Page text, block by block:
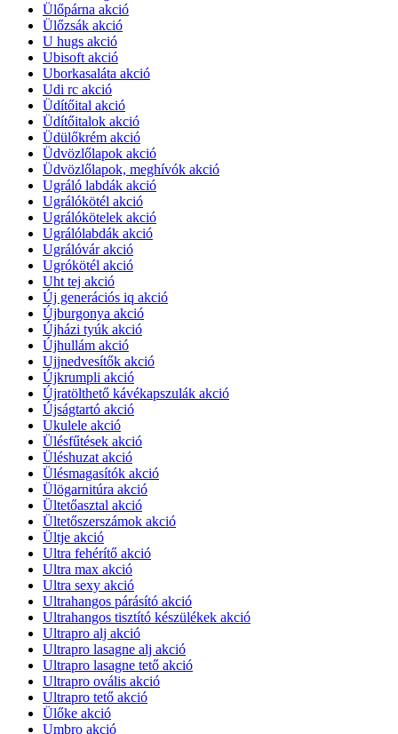
Ülőpárna akció
Ülőzsák akció
U hugs akció
Ubisoft akció
Uborkasaláta akció
Udi rc akció
Üdítőital akció
Üdítőitalok akció
Üdülőkrém akció
Üdvözlőlapok akció
Üdvözlőlapok, meghívók akció
Ugráló labdák akció
Ugrálókötél akció
Ugrálókötelek akció
Ugrálólabdák akció
Ugrálóvár akció
Ugrókötél akció
Uht tej akció
Új generációs iq akció
Újburgonya akció
Újházi tyúk akció
Újhullám akció
Ujjnedvesítők akció
Újkrumpli akció
Újratölthető kávékapszulák akció
Újságtartó akció
Ukulele akció
Ülésfűtések akció
Üléshuzat akció
Ülésmagasítók akció
Ülögarnitúra akció
Ültetőasztal akció
Ültetőszerszámok akció
Ültje akció
Ultra fehérítő akció
Ultra max akció
Ultra sexy akció
Ultrahangos párásító akció
Ultrahangos tisztító készülékek akció
Ultrapro alj akció
Ultrapro lasagne alj akció
Ultrapro lasagne tető akció
Ultrapro ovális akció
Ultrapro tető akció
Ülőke akció
Umbro akció